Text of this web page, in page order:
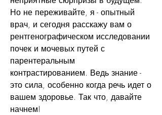
Но не переживайте, я - опытный
врач, и сегодня расскажу вам о
рентгенографическом исследовании
почек и мочевых путей с
парентеральным
контрастированием. Ведь знание -
это сила, особенно когда речь идет о
вашем здоровье. Так что, давайте
начнем!